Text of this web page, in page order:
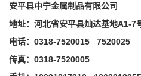
安平县中宁金属制品有限公司
地址：河北省安平县灿达基地A1-7
电话：0318-7520015 7520025
传真：0318-7520005